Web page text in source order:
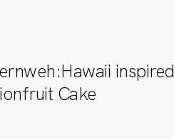
inspired
Cake